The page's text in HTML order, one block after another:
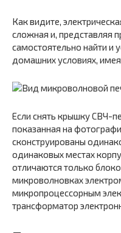
Как видите,
сложная и, представляя
самостоятельно найти и
домашних условиях,
Если снять крышку СВЧ-
показанная на
сконструированы
одинаковых местах
отличаются только
микроволновках
микропроцессорным
трансформатор